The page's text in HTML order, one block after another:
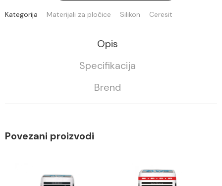
Kategorija Materijali za pločice Silikon Ceresit
Opis
Specifikacija
Brend
Povezani proizvodi